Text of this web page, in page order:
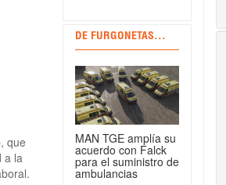
, que
a la
DE FURGONETAS...
MAN TGE amplía su
acuerdo con Falck
para el suministro de
ambulancias